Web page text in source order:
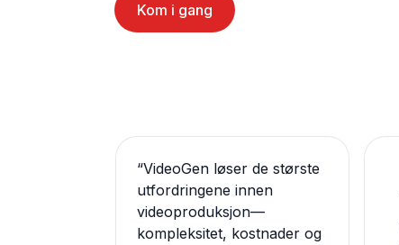
Kom i gang
“VideoGen løser de største
utfordringene innen
videoproduksjon—
kompleksitet, kostnader og